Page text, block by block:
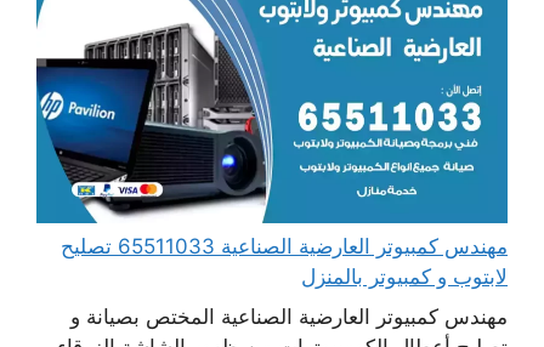
مهندس كمبيوتر العارضية الصناعية 65511033 تصليح
لابتوب و كمبيوتر بالمنزل
مهندس كمبيوتر العارضية الصناعية المختص بصيانة و